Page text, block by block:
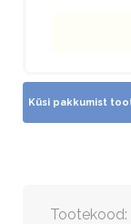
Tootekood: